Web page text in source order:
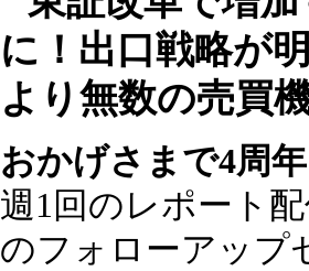
東証改革で増加
に！出口戦略が
より無数の売買
おかげさまで4周年
週1回のレポート